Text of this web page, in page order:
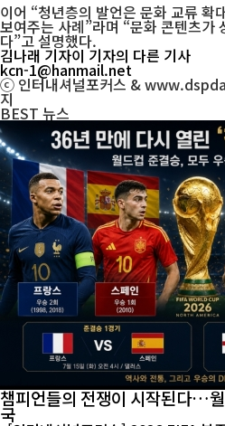
이어 “청년층의 발언은 문화 교류 확
보여주는 사례”라며 “문화 콘텐츠가
다”고 설명했다.
김나래 기자이 기자의 다른 기사
kcn-1@hanmail.net
ⓒ 인터내셔널포커스 &
지
BEST 뉴스
챔피언들의 전쟁이 시작된다…
국